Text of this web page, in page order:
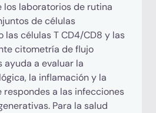
los laboratorios de rutina
de células
las células T CD4/CD8 y las
citometría de flujo
ayuda a evaluar la
la inflamación y la
a las infecciones
Para la salud